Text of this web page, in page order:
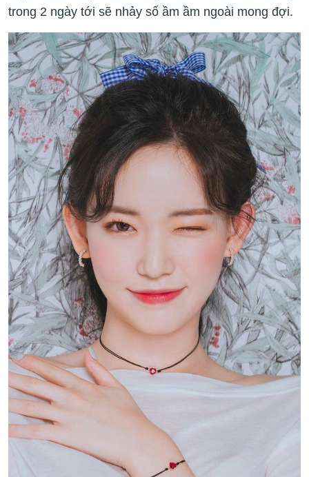
trong 2 ngày tới sẽ nhảy số ầm ầm ngoài mong đợi.